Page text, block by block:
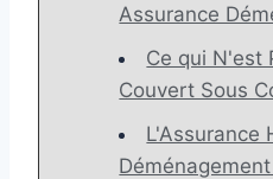
Assurance
Ce qui N'est
Couvert Sous
L'Assurance